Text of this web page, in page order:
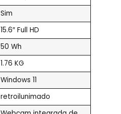
Sim
15.6″ Full HD
50 Wh
1.76 KG
Windows 11
retroilunimado